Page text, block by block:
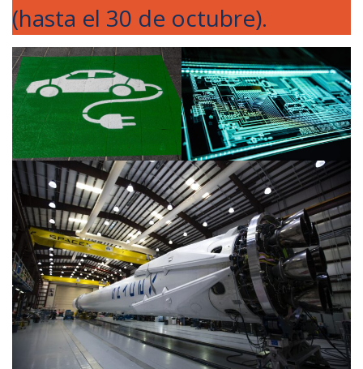
(hasta el 30 de octubre).